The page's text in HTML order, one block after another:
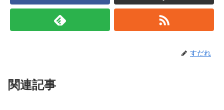
すだれ
関連記事